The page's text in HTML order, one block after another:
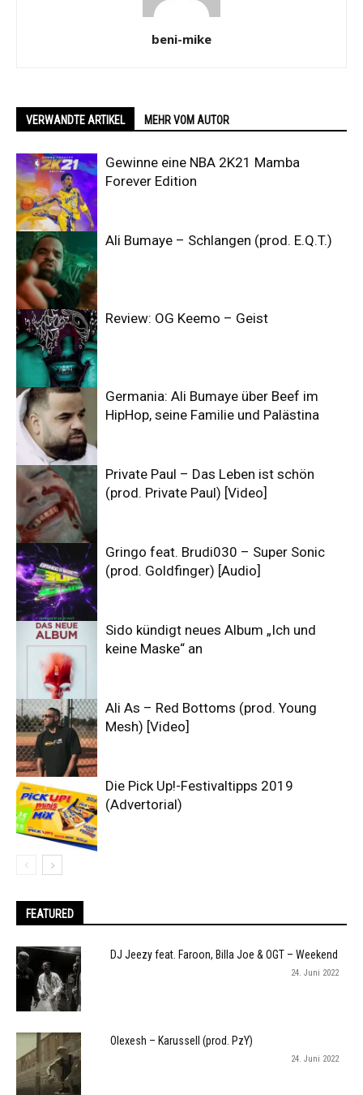
beni-mike
VERWANDTE ARTIKEL MEHR VOM AUTOR
Gewinne eine NBA 2K21 Mamba
Forever Edition
Ali Bumaye – Schlangen (prod. E.Q.T.)
Review: OG Keemo – Geist
Germania: Ali Bumaye über Beef im
HipHop, seine Familie und Palästina
Private Paul – Das Leben ist schön
(prod. Private Paul) [Video]
Gringo feat. Brudi030 – Super Sonic
(prod. Goldfinger) [Audio]
Sido kündigt neues Album „Ich und
keine Maske“ an
Ali As – Red Bottoms (prod. Young
Mesh) [Video]
Die Pick Up!-Festivaltipps 2019
(Advertorial)
FEATURED
DJ Jeezy feat. Faroon, Billa Joe & OGT – Weekend
24. Juni 2022
Olexesh – Karussell (prod. PzY)
24. Juni 2022